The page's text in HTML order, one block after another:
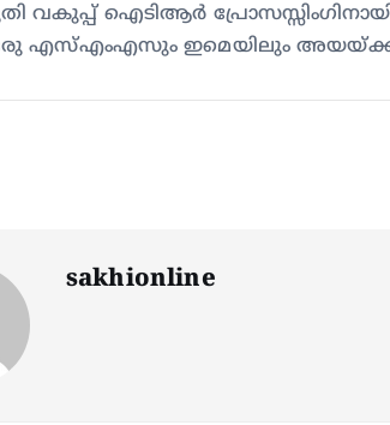
വകുപ്പ് ഐടിആർ
എസ്എംഎസും ഇമെയിലും
sakhionline